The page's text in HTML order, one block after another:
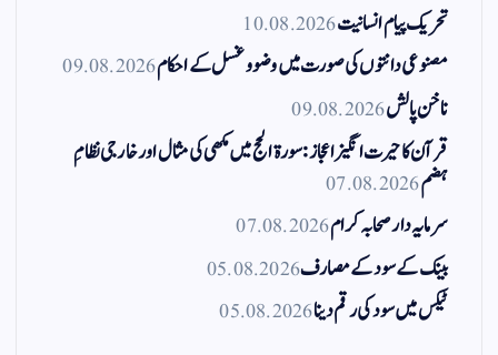
تحریک پیام انسانیت10.08.2026
مصنوعی دانتوں کی صورت میں وضو و غسل کے احکام09.08.2026
ناخن پالش09.08.2026
قرآن کا حیرت انگیز اعجاز: سورۃ الحج میں مکھی کی مثال اور خارجی نظامِ
ہضم07.08.2026
سرمایہ دار صحابہ کرام07.08.2026
بینک کے سود کے مصارف05.08.2026
ٹیکس میں سود کی رقم دینا05.08.2026